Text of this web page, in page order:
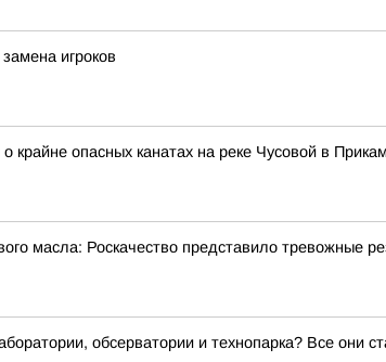
игроков
крайне опасных канатах на реке Чусовой в
масла: Роскачество представило тревожные
обсерватории и технопарка? Все они